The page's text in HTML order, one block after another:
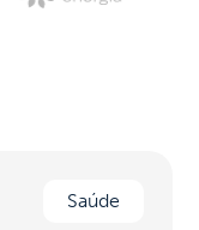
Saúde